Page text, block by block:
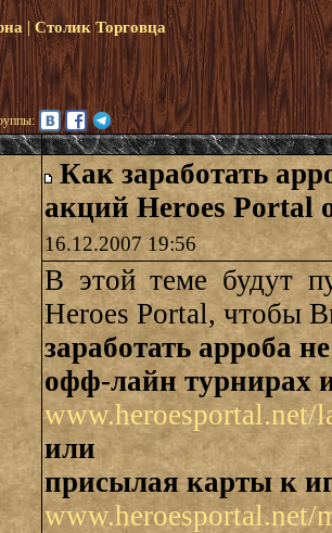
|Столик Торговца
Как заработать
акций Heroes Portal
16.12.2007 19:56
В этой теме будут
Heroes Portal, чтобы
заработать арроба
офф-лайн турнирах
www.heroesportal.net/
или
присылая карты к
www.heroesportal.net/